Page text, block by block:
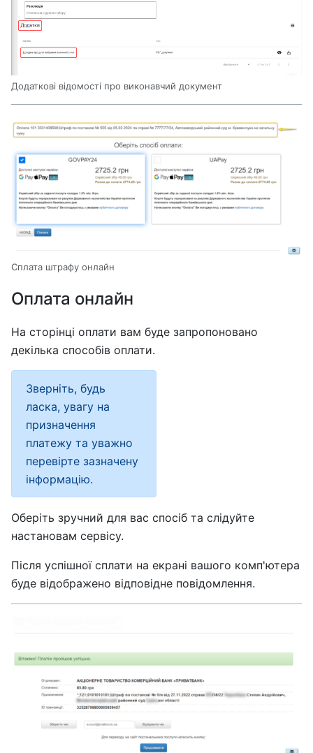
Додаткові відомості про виконавчий документ
Сплата штрафу онлайн
Оплата онлайн
На сторінці оплати вам буде запропоновано
декілька способів оплати.
Зверніть, будь
ласка, увагу на
призначення
платежу та уважно
перевірте зазначену
інформацію.
Оберіть зручний для вас спосіб та слідуйте
настановам сервісу.
Після успішної сплати на екрані вашого комп'ютера
буде відображено відповідне повідомлення.